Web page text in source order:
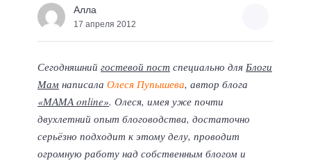
Алла
17 апреля 2012
Сегодняшний гостевой пост специально для Блоги
Мам написала Олеся Пупышева, автор блога
«МАМА online». Олеся, имея уже почти
двухлетний опыт блоговодства, достаточно
серьёзно подходит к этому делу, проводит
огромную работу над собственным блогом и